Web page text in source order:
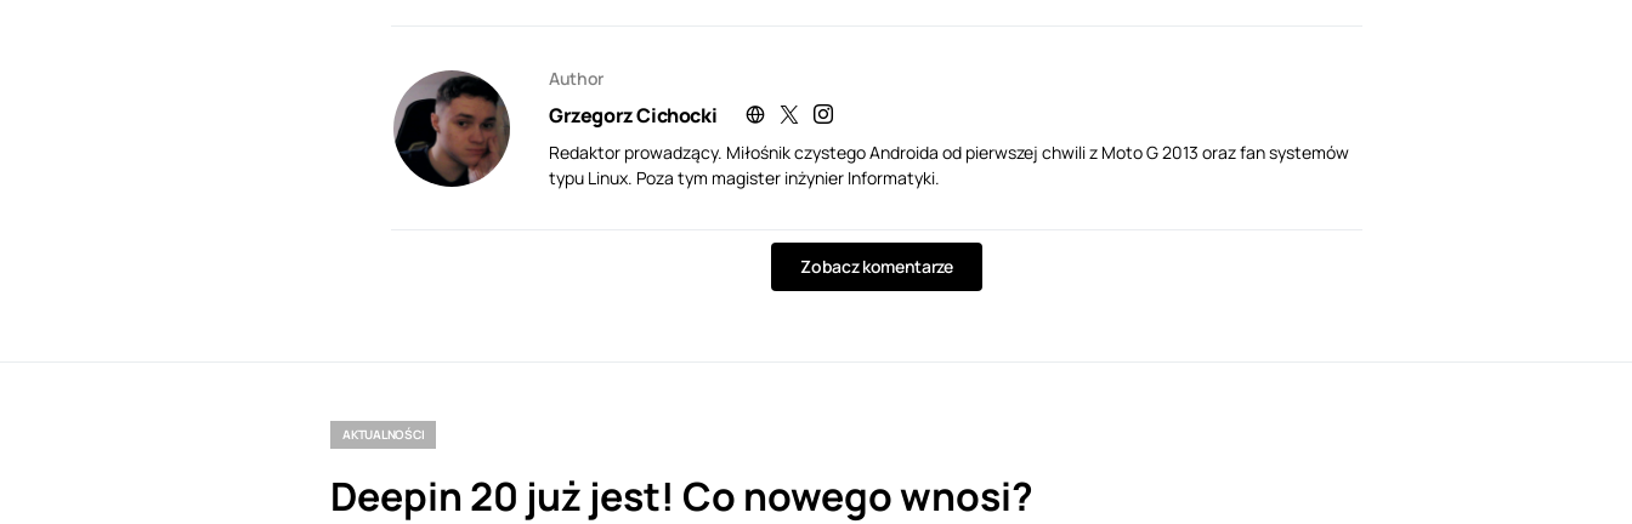
Author
Grzegorz Cichocki
Redaktor prowadzący. Miłośnik czystego Androida od pierwszej chwili z Moto G 2013 oraz fan systemów
typu Linux. Poza tym magister inżynier Informatyki.
Zobacz komentarze
AKTUALNOŚCI
Deepin 20 już jest! Co nowego wnosi?